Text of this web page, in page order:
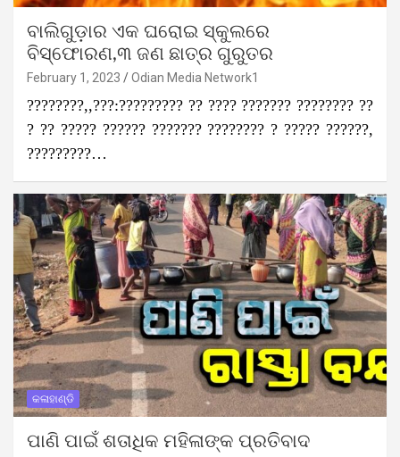
ବାଲିଗୁଡ଼ାର ଏକ ଘରୋଇ ସ୍କୁଲରେ
ବିସ୍ଫୋରଣ,୩ ଜଣ ଛାତ୍ର ଗୁରୁତର
February 1, 2023 Odian Media Network1
????????,,???:????????? ?? ???? ??????? ???????? ??
? ?? ????? ?????? ??????? ???????? ? ????? ??????,
?????????…
କଳାହାଣ୍ଡି
ପାଣି ପାଇଁ ଶତାଧିକ ମହିଳାଙ୍କ ପ୍ରତିବାଦ